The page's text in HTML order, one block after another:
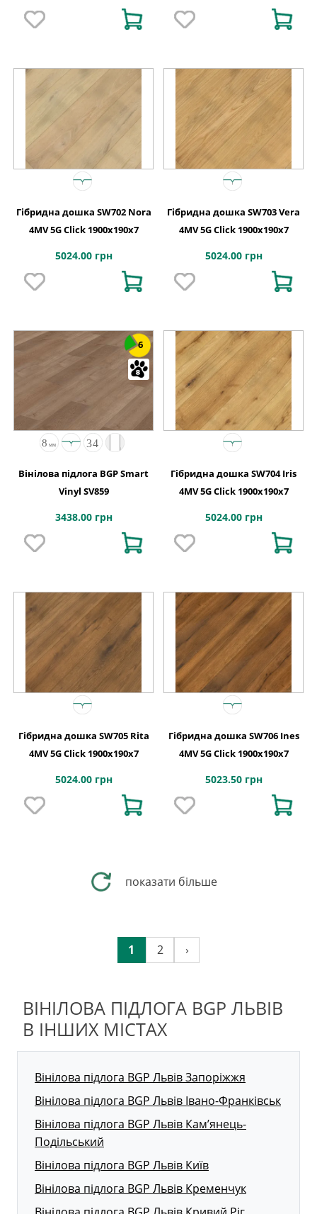
Гібридна дошка SW702 Nora
4MV 5G Click 1900x190x7
5024.00 грн
Гібридна дошка SW703 Vera
4MV 5G Click 1900x190x7
5024.00 грн
6
Вінілова підлога BGP Smart
Vinyl SV859
3438.00 грн
Гібридна дошка SW704 Iris
4MV 5G Click 1900x190x7
5024.00 грн
Гібридна дошка SW705 Rita
4MV 5G Click 1900x190x7
5024.00 грн
Гібридна дошка SW706 Ines
4MV 5G Click 1900x190x7
5023.50 грн
показати більше
1 2 ›
ВІНІЛОВА ПІДЛОГА BGP ЛЬВІВ
В ІНШИХ МІСТАХ
Вінілова підлога BGP Львів Запоріжжя
Вінілова підлога BGP Львів Івано-Франківськ
Вінілова підлога BGP Львів Кам’янець-
Подільський
Вінілова підлога BGP Львів Київ
Вінілова підлога BGP Львів Кременчук